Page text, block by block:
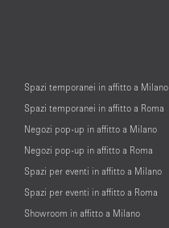
Spazi temporanei in affitto a Milano
Spazi temporanei in affitto a Roma
Negozi pop-up in affitto a Milano
Negozi pop-up in affitto a Roma
Spazi per eventi in affitto a Milano
Spazi per eventi in affitto a Roma
Showroom in affitto a Milano